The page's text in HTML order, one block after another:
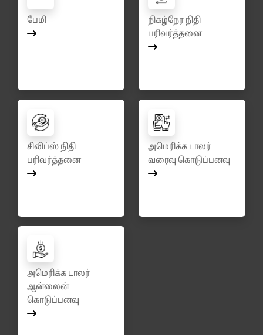
பேமி
நிகழ்நேர நிதி
பரிவர்த்தனை
சிலிப்ஸ் நிதி
பரிவர்த்தனை
அமெரிக்க டாலர்
வரைவு கொடுப்பனவு
அமெரிக்க டாலர்
ஆன்லைன்
கொடுப்பனவு